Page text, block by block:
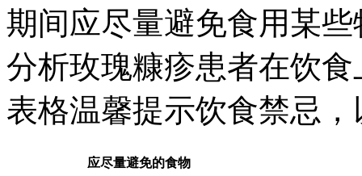
期间应尽量避免食用某
分析玫瑰糠疹患者在饮
表格温馨提示饮食禁忌
应尽量避免的食物